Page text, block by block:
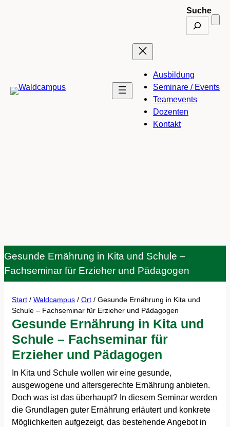
Suche
Ausbildung
Seminare / Events
Teamevents
Dozenten
Kontakt
Gesunde Ernährung in Kita und Schule –
Fachseminar für Erzieher und Pädagogen
Start / Waldcampus / Ort / Gesunde Ernährung in Kita und
Schule – Fachseminar für Erzieher und Pädagogen
Gesunde Ernährung in Kita und
Schule – Fachseminar für
Erzieher und Pädagogen
In Kita und Schule wollen wir eine gesunde,
ausgewogene und altersgerechte Ernährung anbieten.
Doch was ist das überhaupt? In diesem Seminar werden
die Grundlagen guter Ernährung erläutert und konkrete
Möglichkeiten aufgezeigt, das bestehende Angebot in